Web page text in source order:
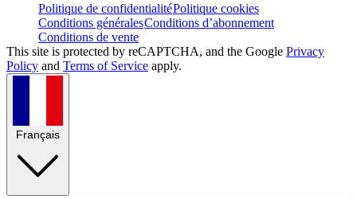
Politique de confidentialitéPolitique cookies
Conditions généralesConditions d’abonnement
Conditions de vente
This site is protected by reCAPTCHA, and the Google Privacy
Policy and Terms of Service apply.
Français